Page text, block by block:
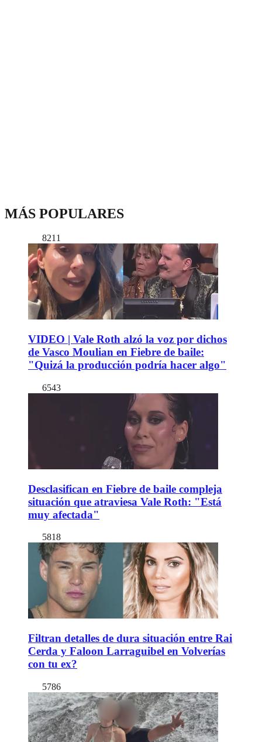
MÁS POPULARES
8211
VIDEO | Vale Roth alzó la voz por dichos
de Vasco Moulian en Fiebre de baile:
"Quizá la producción podría hacer algo"
6543
Desclasifican en Fiebre de baile compleja
situación que atraviesa Vale Roth: "Está
muy afectada"
5818
Filtran detalles de dura situación entre Rai
Cerda y Faloon Larraguibel en Volverías
con tu ex?
5786